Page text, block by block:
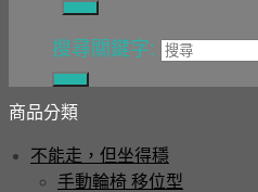
搜尋關鍵字:
商品分類
不能走，但坐得穩
手動輪椅 移位型